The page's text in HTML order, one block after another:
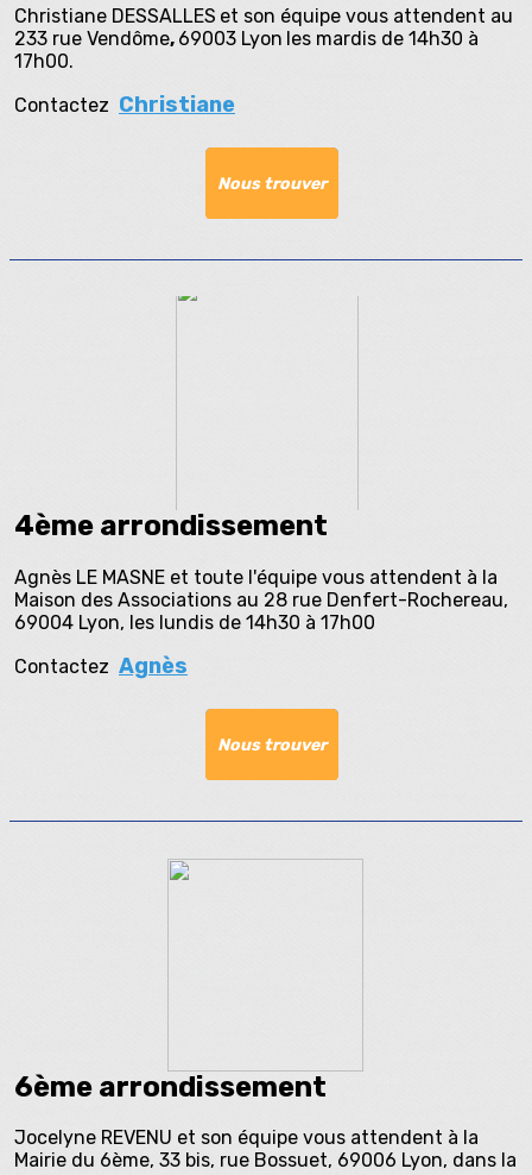
Christiane DESSALLES et son équipe vous attendent au
233 rue Vendôme, 69003 Lyon les mardis de 14h30 à
17h00.
Contactez Christiane
Nous trouver
4ème arrondissement
Agnès LE MASNE et toute l'équipe vous attendent à la
Maison des Associations au 28 rue Denfert-Rochereau,
69004 Lyon, les lundis de 14h30 à 17h00
Contactez Agnès
Nous trouver
6ème arrondissement
Jocelyne REVENU et son équipe vous attendent à la
Mairie du 6ème, 33 bis, rue Bossuet, 69006 Lyon, dans la